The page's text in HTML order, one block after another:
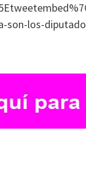
son-los-